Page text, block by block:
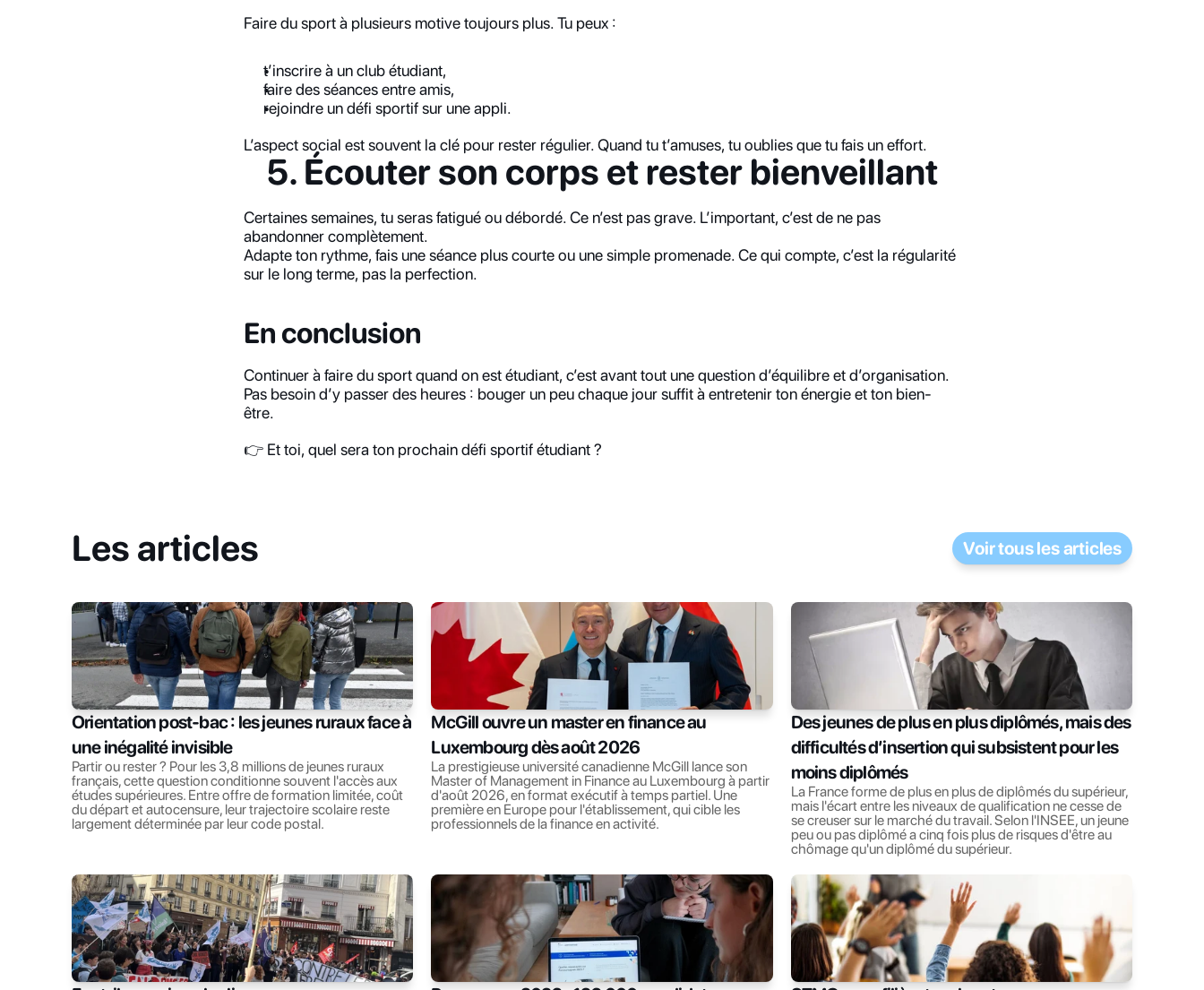
Faire du sport à plusieurs motive toujours plus. Tu peux :
t’inscrire à un club étudiant,
faire des séances entre amis,
rejoindre un défi sportif sur une appli.
L’aspect social est souvent la clé pour rester régulier. Quand tu t’amuses, tu oublies que tu fais un effort.
5. Écouter son corps et rester bienveillant
Certaines semaines, tu seras fatigué ou débordé. Ce n’est pas grave. L’important, c’est de ne pas
abandonner complètement.
Adapte ton rythme, fais une séance plus courte ou une simple promenade. Ce qui compte, c’est la régularité
sur le long terme, pas la perfection.
En conclusion
Continuer à faire du sport quand on est étudiant, c’est avant tout une question d’équilibre et d’organisation.
Pas besoin d’y passer des heures : bouger un peu chaque jour suffit à entretenir ton énergie et ton bien-
être.
👉 Et toi, quel sera ton prochain défi sportif étudiant ?
Les articles Voir tous les articles
Orientation post-bac : les jeunes ruraux face à
une inégalité invisible
Partir ou rester ? Pour les 3,8 millions de jeunes ruraux
français, cette question conditionne souvent l'accès aux
études supérieures. Entre offre de formation limitée, coût
du départ et autocensure, leur trajectoire scolaire reste
largement déterminée par leur code postal.
McGill ouvre un master en finance au
Luxembourg dès août 2026
La prestigieuse université canadienne McGill lance son
Master of Management in Finance au Luxembourg à partir
d'août 2026, en format exécutif à temps partiel. Une
première en Europe pour l'établissement, qui cible les
professionnels de la finance en activité.
Des jeunes de plus en plus diplômés, mais des
difficultés d’insertion qui subsistent pour les
moins diplômés
La France forme de plus en plus de diplômés du supérieur,
mais l'écart entre les niveaux de qualification ne cesse de
se creuser sur le marché du travail. Selon l'INSEE, un jeune
peu ou pas diplômé a cinq fois plus de risques d'être au
chômage qu'un diplômé du supérieur.